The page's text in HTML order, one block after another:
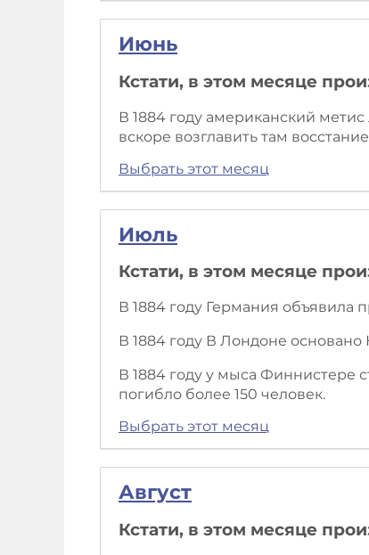
Июнь
Кстати, в этом месяце
В 1884 году американский
вскоре возглавить там
Выбрать этот месяц
Июль
Кстати, в этом месяце
В 1884 году Германия объявила
В 1884 году В Лондоне
В 1884 году у мыса Финнистере
погибло более 150 человек.
Выбрать этот месяц
Август
Кстати, в этом месяце